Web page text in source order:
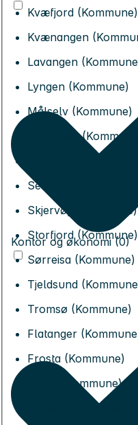
Kvæfjord (Kommune)
Kvænangen
Lavangen
Lyngen (Kommune)
Målselv (Kommune)
Nordreisa (Kommune)
Senja (Kommune)
Skjervøy (Kommune)
Storfjord (Kommune)
Sørreisa (Kommune)
Tjeldsund
Tromsø (Kommune)
Flatanger
Frosta (Kommune)
Frøya (Kommune)
Kontor og økonomi (0)